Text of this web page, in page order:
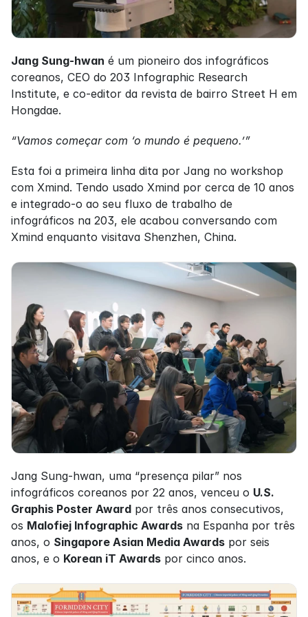
Jang Sung-hwan é um pioneiro dos infográficos
coreanos, CEO do 203 Infographic Research
Institute, e co-editor da revista de bairro Street H em
Hongdae.
“Vamos começar com ‘o mundo é pequeno.’”
Esta foi a primeira linha dita por Jang no workshop
com Xmind. Tendo usado Xmind por cerca de 10 anos
e integrado-o ao seu fluxo de trabalho de
infográficos na 203, ele acabou conversando com
Xmind enquanto visitava Shenzhen, China.
Jang Sung-hwan, uma “presença pilar” nos
infográficos coreanos por 22 anos, venceu o U.S.
Graphis Poster Award por três anos consecutivos,
os Malofiej Infographic Awards na Espanha por três
anos, o Singapore Asian Media Awards por seis
anos, e o Korean iT Awards por cinco anos.